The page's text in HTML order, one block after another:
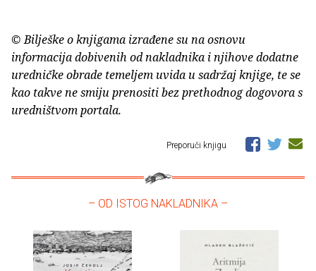
© Bilješke o knjigama izrađene su na osnovu
informacija dobivenih od nakladnika i njihove dodatne
uredničke obrade temeljem uvida u sadržaj knjige, te se
kao takve ne smiju prenositi bez prethodnog dogovora s
uredništvom portala.
Preporuči knjigu
– OD ISTOG NAKLADNIKA –